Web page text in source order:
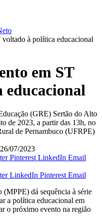
à política educacional
em ST
(GRE) Sertão do Alto
de 2023, a partir das 13h, no
de Pernambuco (UFRPE)
26/07/2023
Pinterest LinkedIn Email
LinkedIn Pinterest Email
dá sequência à série
a política educacional em
o próximo evento na região